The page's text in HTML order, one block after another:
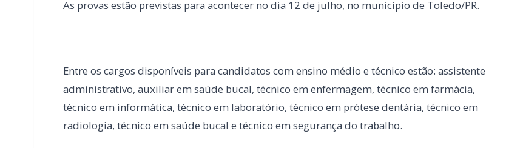
técnico em informática, técnico em laboratório, técnico em prótese dentária, técnico em
Já para o ensino superior, as oportunidades são para analista em administração e
planejamento, analista em informática, assessor jurídico, assistente social, contador,
enfermeiro, farmacêutico/bioquímico, fisioterapeuta, psicólogo e terapeuta ocupacional.